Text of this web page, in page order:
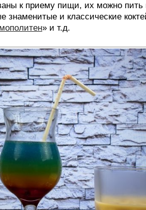
к приему пищи, их можно пить
знаменитые и классические
» и т.д.